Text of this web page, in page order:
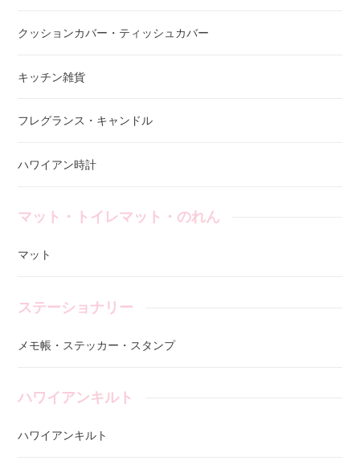
クッションカバー・ティッシュカバー
キッチン雑貨
フレグランス・キャンドル
ハワイアン時計
マット・トイレマット・のれん
マット
ステーショナリー
メモ帳・ステッカー・スタンプ
ハワイアンキルト
ハワイアンキルト